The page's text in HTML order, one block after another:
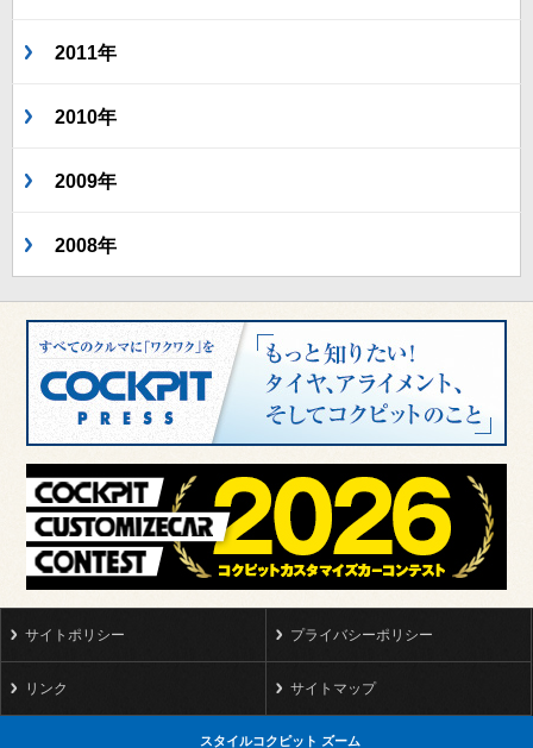
2011年
2010年
2009年
2008年
サイトポリシー プライバシーポリシー
リンク サイトマップ
スタイルコクピット ズーム